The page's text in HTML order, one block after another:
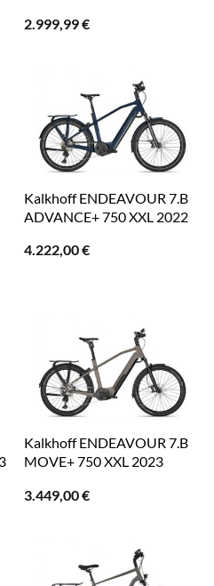
2.999,99€
Kalkhoff ENDEAVOUR 7.B
ADVANCE+ 750 XXL 2022
4.222,00€
Kalkhoff ENDEAVOUR 7.B
MOVE+ 750 XXL 2023
3.449,00€